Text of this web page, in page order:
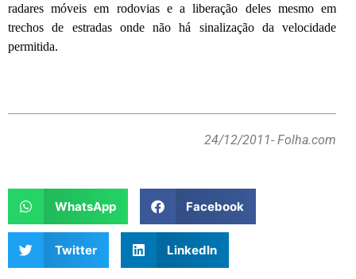
radares móveis em rodovias e a liberação deles mesmo em
trechos de estradas onde não há sinalização da velocidade
permitida.
24/12/2011- Folha.com
WhatsApp Facebook
Twitter LinkedIn